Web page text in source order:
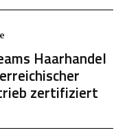
Haarhandel
zertifiziert